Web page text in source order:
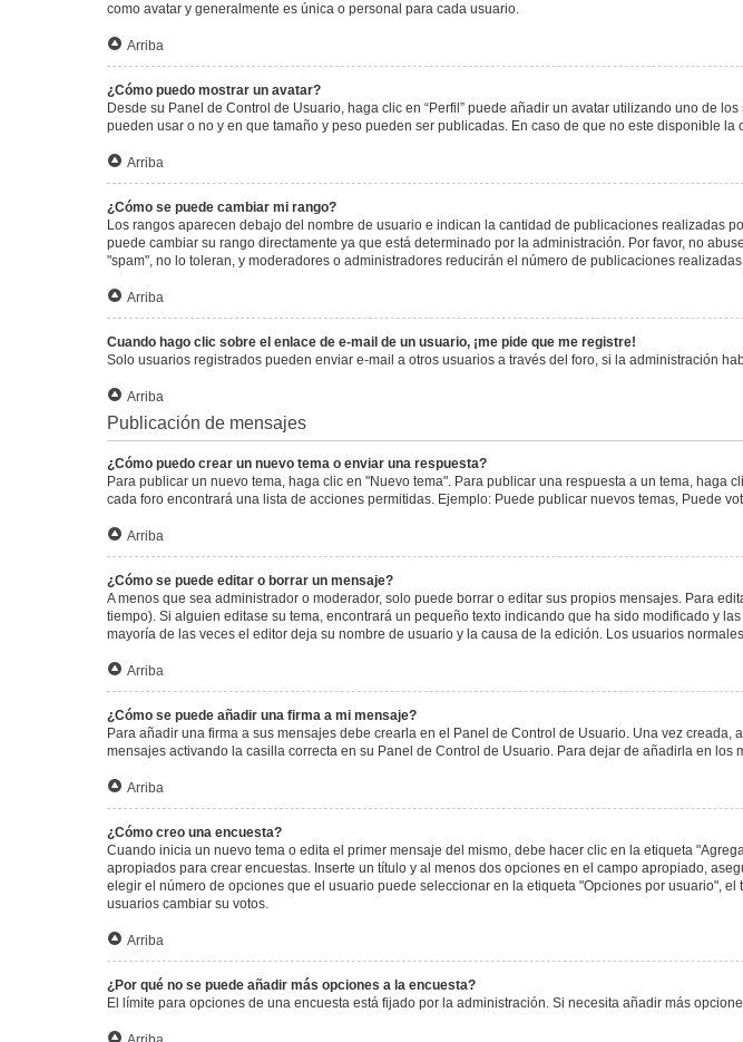
como avatar y generalmente es única o personal para cada usuario.
Arriba
¿Cómo puedo mostrar un avatar?
Desde su Panel de Control de Usuario, haga clic en “Perfil” puede añadir un avatar utilizando uno de
pueden usar o no y en que tamaño y peso pueden ser publicadas. En caso de que no este disponible
Arriba
¿Cómo se puede cambiar mi rango?
Los rangos aparecen debajo del nombre de usuario e indican la cantidad de publicaciones realizadas
puede cambiar su rango directamente ya que está determinado por la administración. Por favor, no
"spam", no lo toleran, y moderadores o administradores reducirán el número de publicaciones
Arriba
Cuando hago clic sobre el enlace de e-mail de un usuario, ¡me pide que me registre!
Solo usuarios registrados pueden enviar e-mail a otros usuarios a través del foro, si la administración
Arriba
Publicación de mensajes
¿Cómo puedo crear un nuevo tema o enviar una respuesta?
Para publicar un nuevo tema, haga clic en "Nuevo tema". Para publicar una respuesta a un tema,
cada foro encontrará una lista de acciones permitidas. Ejemplo: Puede publicar nuevos temas, Puede
Arriba
¿Cómo se puede editar o borrar un mensaje?
A menos que sea administrador o moderador, solo puede borrar o editar sus propios mensajes. Para
tiempo). Si alguien editase su tema, encontrará un pequeño texto indicando que ha sido modificado y
mayoría de las veces el editor deja su nombre de usuario y la causa de la edición. Los usuarios
Arriba
¿Cómo se puede añadir una firma a mi mensaje?
Para añadir una firma a sus mensajes debe crearla en el Panel de Control de Usuario. Una vez creada,
mensajes activando la casilla correcta en su Panel de Control de Usuario. Para dejar de añadirla en los
Arriba
¿Cómo creo una encuesta?
Cuando inicia un nuevo tema o edita el primer mensaje del mismo, debe hacer clic en la etiqueta
apropiados para crear encuestas. Inserte un título y al menos dos opciones en el campo apropiado,
elegir el número de opciones que el usuario puede seleccionar en la etiqueta "Opciones por usuario",
usuarios cambiar su votos.
Arriba
¿Por qué no se puede añadir más opciones a la encuesta?
El límite para opciones de una encuesta está fijado por la administración. Si necesita añadir más